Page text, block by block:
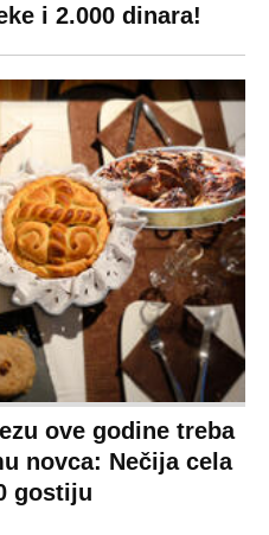
i 2.000 dinara!
ove godine treba
novca: Nečija cela
gostiju